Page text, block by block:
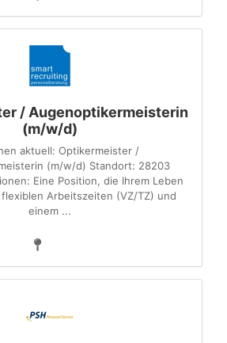
/ Augenoptikermeisterin
(m/w/d)
aktuell: Optikermeister /
(m/w/d) Standort: 28203
Eine Position, die Ihrem Leben
Arbeitszeiten (VZ/TZ) und
einem ...